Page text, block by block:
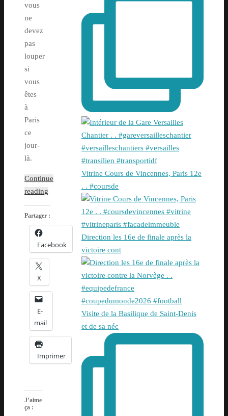
vous
ne
devez
pas
louper
si
vous
êtes
à
Paris
ce
jour-
là.
Continue
reading
Partager :
Facebook
X
E-
mail
Imprimer
J’aime
ça :
Vitrine Cours de Vincennes, Paris 12e
. . #coursde
Direction les 16e de finale après la
victoire cont
Visite de la Basilique de Saint-Denis
et de sa néc